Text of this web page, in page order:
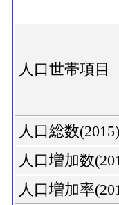
人口世帯項目
人口総数(2015)
人口増加数
人口増加率